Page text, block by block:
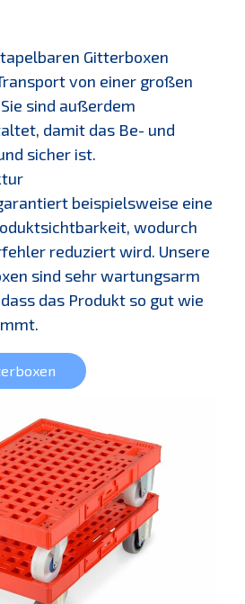
Gitterboxen
von einer großen
sind außerdem
damit das Be- und
sicher ist.
beispielsweise eine
wodurch
reduziert wird. Unsere
sind sehr wartungsarm
das Produkt so gut wie